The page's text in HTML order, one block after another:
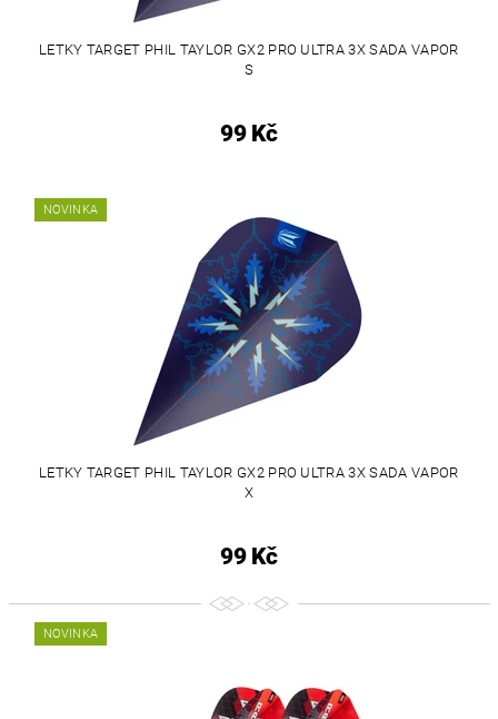
LETKY TARGET PHIL TAYLOR GX2 PRO ULTRA 3X SADA VAPOR
S
99 Kč
NOVINKA
LETKY TARGET PHIL TAYLOR GX2 PRO ULTRA 3X SADA VAPOR
X
99 Kč
NOVINKA